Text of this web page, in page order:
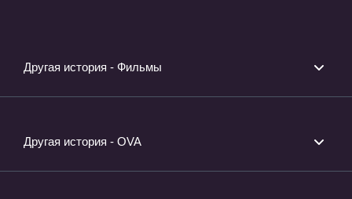
Другая история - Фильмы
Другая история - OVA